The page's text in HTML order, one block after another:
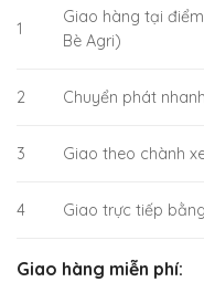
1
Giao hàng tại
Bè Agri)
2 Chuyển phát nhanh
3 Giao theo chành
4 Giao trực tiếp
Giao hàng miễn phí: